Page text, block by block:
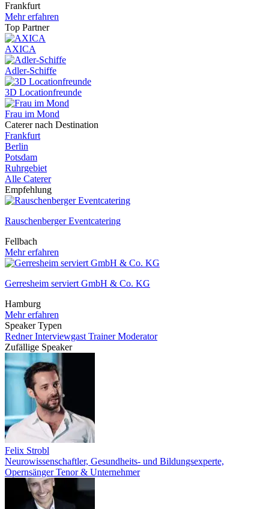
Frankfurt
Mehr erfahren
Top Partner
AXICA
Adler-Schiffe
3D Locationfreunde
Frau im Mond
Caterer nach Destination
Frankfurt
Berlin
Potsdam
Ruhrgebiet
Alle Caterer
Empfehlung
Rauschenberger Eventcatering
Fellbach
Mehr erfahren
Gerresheim serviert GmbH & Co. KG
Hamburg
Mehr erfahren
Speaker Typen
RednerInterviewgast TrainerModerator
Zufällige Speaker
Felix Strobl
Neurowissenschaftler, Gesundheits- und Bildungsexperte,
Opernsänger Tenor & Unternehmer